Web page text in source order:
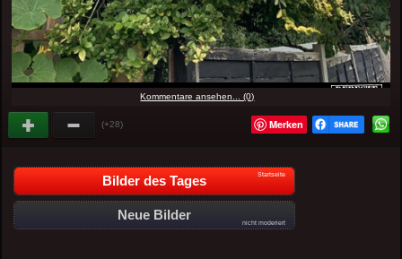
Kommentare ansehen... (0)
(+28) Merken
Bilder des Tages Startseite
Neue Bilder
nicht moderiert